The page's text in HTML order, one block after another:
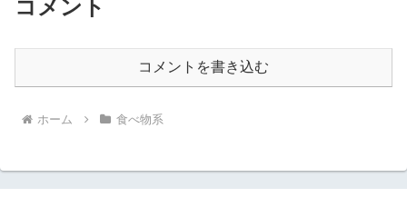
コメント
コメントを書き込む
ホーム 食べ物系